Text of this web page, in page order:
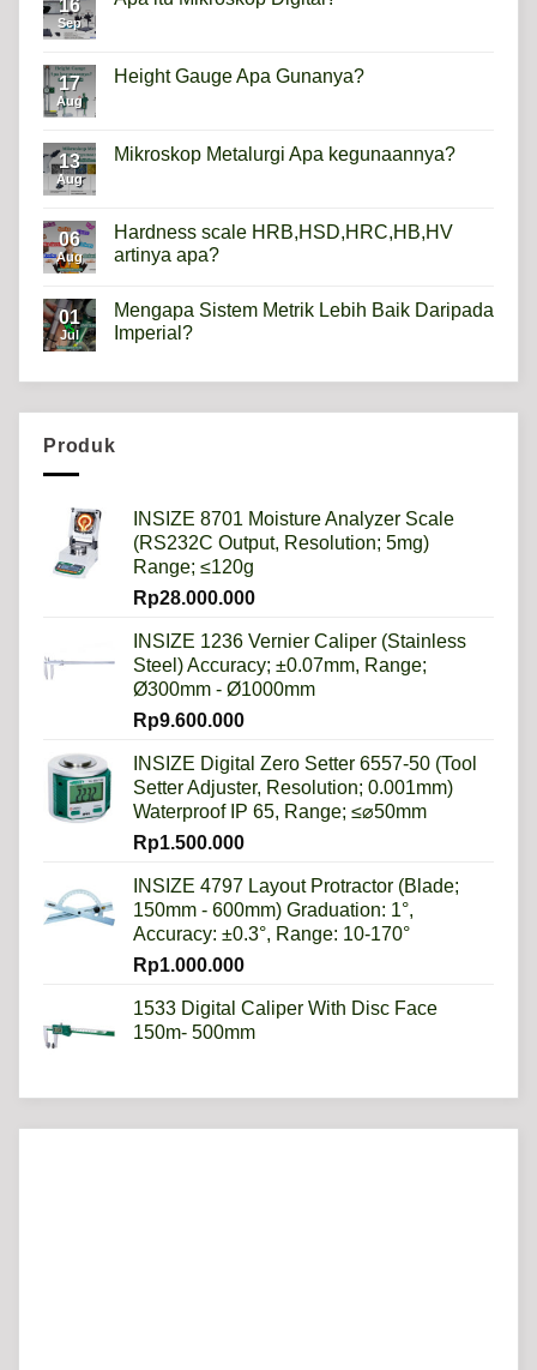
16
Sep
Apa
itu
17
Aug
Height Gauge Apa Gunanya?
Height
Gauge
13
Aug
Mikroskop Metalurgi Apa kegunaannya?
Mikroskop
Metalurgi
Apa
06
Aug
Hardness scale HRB,HSD,HRC,HB,HV
artinya apa?
on
Hardness
scale
01
Jul
Mengapa Sistem Metrik Lebih Baik Daripada
Imperial?
Lebih
Produk
INSIZE 8701 Moisture Analyzer Scale
(RS232C Output, Resolution; 5mg)
Range; ≤120g
Rp28.000.000
INSIZE 1236 Vernier Caliper (Stainless
Steel) Accuracy; ±0.07mm, Range;
Ø300mm - Ø1000mm
Rp9.600.000
INSIZE Digital Zero Setter 6557-50 (Tool
Setter Adjuster, Resolution; 0.001mm)
Waterproof IP 65, Range; ≤⌀50mm
Rp1.500.000
INSIZE 4797 Layout Protractor (Blade;
150mm - 600mm) Graduation: 1°,
Accuracy: ±0.3°, Range: 10-170°
Rp1.000.000
1533 Digital Caliper With Disc Face
150m- 500mm